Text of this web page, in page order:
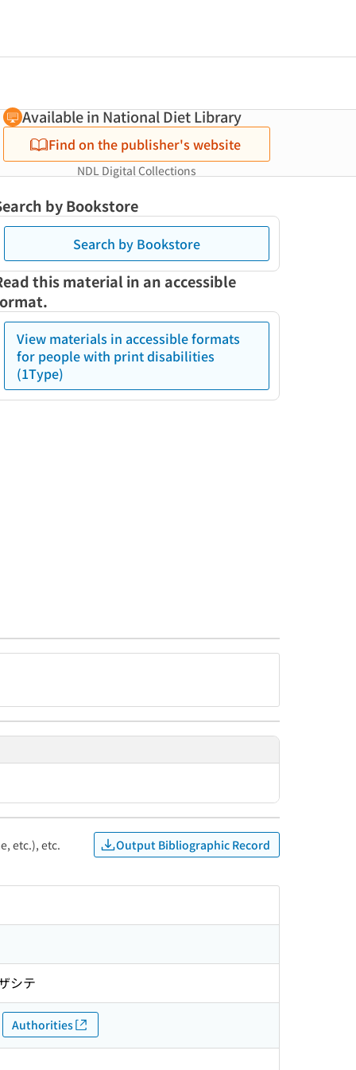
Available in National Diet Library
Find on the publisher's website
NDL Digital Collections
by Bookstore
Search by Bookstore
this material in an accessible
View materials in accessible formats
for people with print disabilities
(1Type)
etc.), etc. Output Bibliographic Record
シテ
Authorities